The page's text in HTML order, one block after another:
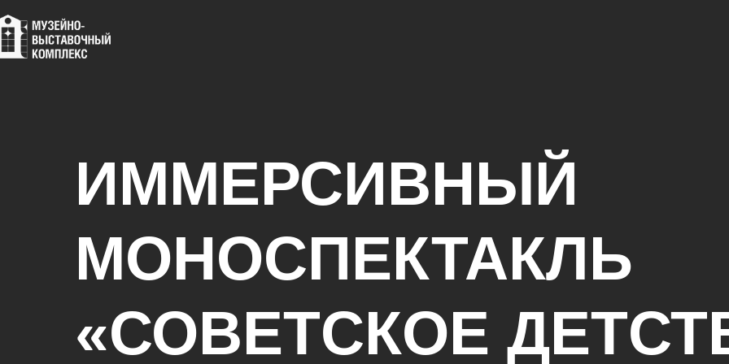
ИММЕРСИВНЫЙ
МОНОСПЕКТАКЛЬ
«СОВЕТСКОЕ